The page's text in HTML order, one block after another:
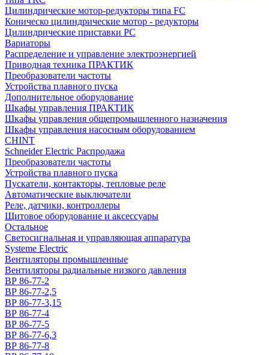
Цилиндрические мотор-редукторы типа FC
Коническо цилиндрические мотор - редукторы
Цилиндрические приставки PC
Вариаторы
Распределение и управление электроэнергией
Приводная техника ПРАКТИК
Преобразователи частоты
Устройства плавного пуска
Дополнительное оборудование
Шкафы управления ПРАКТИК
Шкафы управления общепромышленного назначения
Шкафы управления насосным оборудованием
CHINT
Schneider Electric Распродажа
Преобразователи частоты
Устройства плавного пуска
Пускатели, контакторы, тепловые реле
Автоматические выключатели
Реле, датчики, контроллеры
Щитовое оборудование и аксессуары
Остальное
Светосигнальная и управляющая аппаратура
Systeme Electric
Вентиляторы промышленные
Вентиляторы радиальные низкого давления
ВР 86-77-2
ВР 86-77-2,5
ВР 86-77-3,15
ВР 86-77-4
ВР 86-77-5
ВР 86-77-6,3
ВР 86-77-8